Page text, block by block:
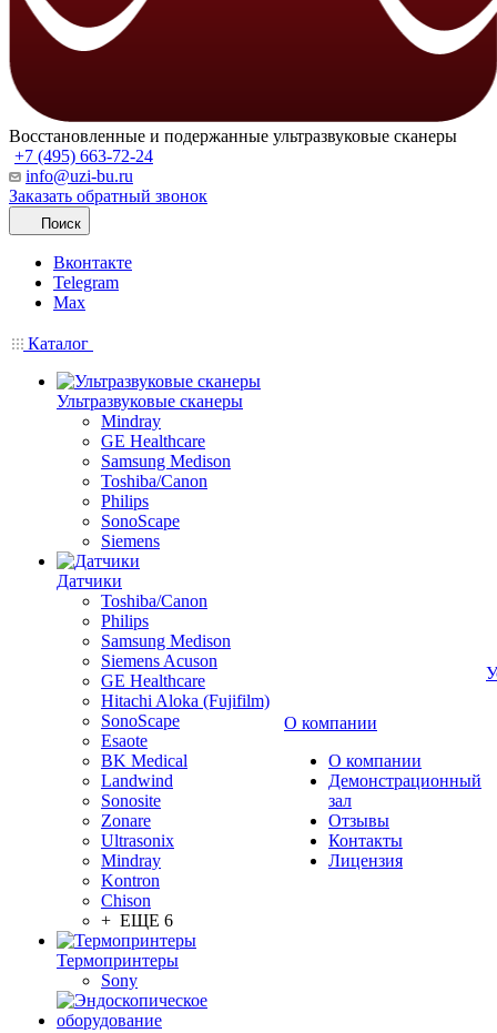
Восстановленные и подержанные ультразвуковые сканеры
+7 (495) 663-72-24
info@uzi-bu.ru
Заказать обратный звонок
Поиск
Вконтакте
Telegram
Max
Каталог
Ультразвуковые сканеры
Mindray
GE Healthcare
Samsung Medison
Toshiba/Canon
Philips
SonoScape
Siemens
Датчики
Toshiba/Canon
Philips
Samsung Medison
Siemens Acuson
GE Healthcare
Hitachi Aloka (Fujifilm)
SonoScape
Esaote
BK Medical
Landwind
Sonosite
Zonare
Ultrasonix
Mindray
Kontron
Chison
+ ЕЩЕ 6
Термопринтеры
Sony
О компании
О компании
Демонстрационный
зал
Отзывы
Контакты
Лицензия